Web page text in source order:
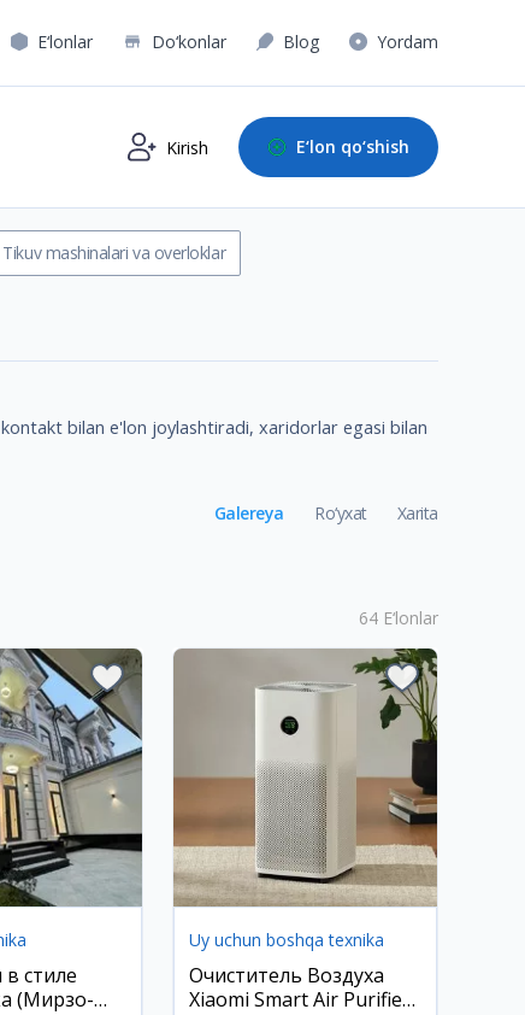
E‘lonlar Do‘konlar Blog Yordam
Kirish E‘lon qo‘shish
Tikuv mashinalari va overloklar
bilan e'lon joylashtiradi, xaridorlar egasi bilan
Galereya Ro‘yxat Xarita
64 E‘lonlar
стиле
(Мирзо-
Uy uchun boshqa texnika
Очиститель Воздуха
Xiaomi Smart Air Purifier